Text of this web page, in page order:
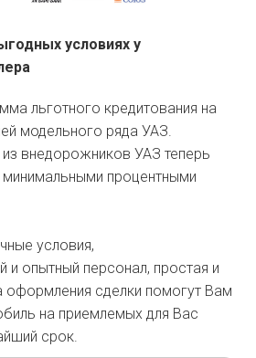
условиях у
льготного кредитования на
модельного ряда УАЗ.
внедорожников УАЗ теперь
процентными
условия,
и опытный персонал, простая и
оформления сделки помогут Вам
на приемлемых для Вас
срок.